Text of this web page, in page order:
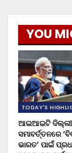
YOU
TODAY'S
ଆଇଆଇଟି ଦିଲ୍ଲୀ
ସମାବର୍ତ୍ତନରେ
ଭାରତ’ ପାଇଁ